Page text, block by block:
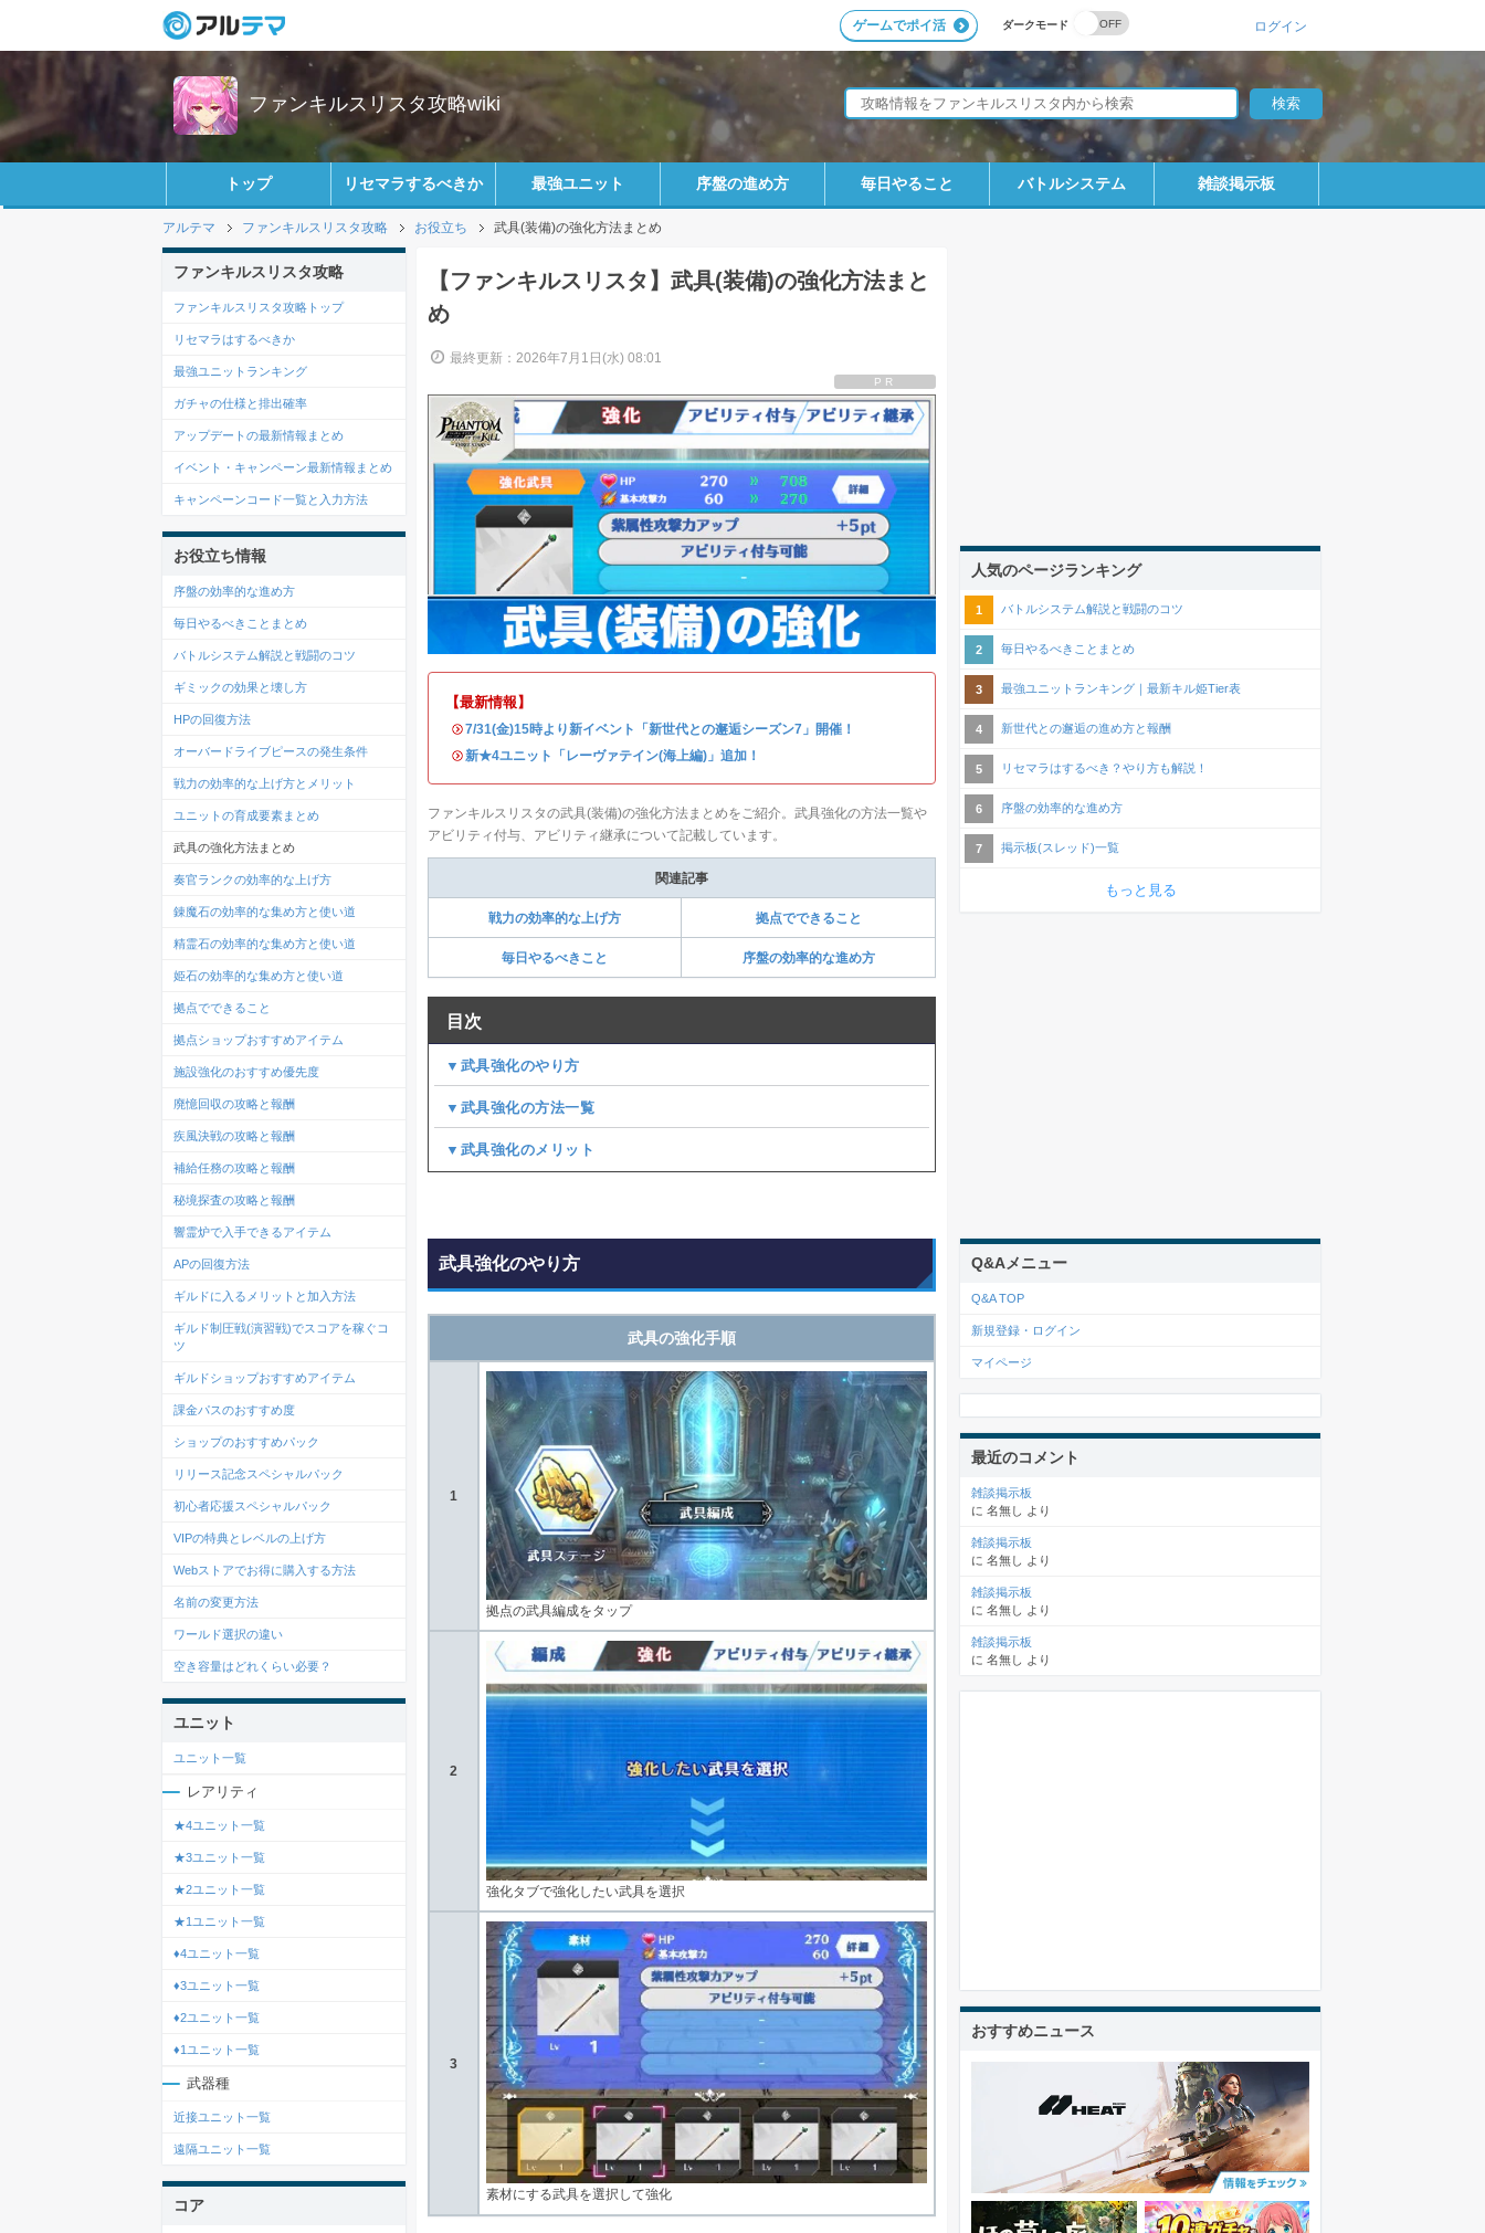
ダークモード
ゲームでポイ活 ログイン
ファンキルスリスタ攻略wiki
トップ リセマラするべきか 最強ユニット 序盤の進め方 毎日やること バトルシステム 雑談掲示板
アルテマ ファンキルスリスタ攻略 お役立ち 武具(装備)の強化方法まとめ
【ファンキルスリスタ】武具(装備)の強化方法まと
め
最終更新：2026年7月1日(水) 08:01
PR
【最新情報】
・7/31(金)15時より新イベント「新世代との邂逅シーズン7」開催！
・新★4ユニット「レーヴァテイン(海上編)」追加！
ファンキルスリスタの武具(装備)の強化方法まとめをご紹介。武具強化の方法一覧や
アビリティ付与、アビリティ継承について記載しています。
関連記事
戦力の効率的な上げ方 拠点でできること
毎日やるべきこと 序盤の効率的な進め方
目次
▼武具強化のやり方
▼武具強化の方法一覧
▼武具強化のメリット
武具強化のやり方
武具の強化手順
1
拠点の武具編成をタップ
2
強化タブで強化したい武具を選択
3
素材にする武具を選択して強化
ファンキルスリスタ攻略
ファンキルスリスタ攻略トップ
リセマラはするべきか
最強ユニットランキング
ガチャの仕様と排出確率
アップデートの最新情報まとめ
イベント・キャンペーン最新情報まとめ
キャンペーンコード一覧と入力方法
お役立ち情報
序盤の効率的な進め方
毎日やるべきことまとめ
バトルシステム解説と戦闘のコツ
ギミックの効果と壊し方
HPの回復方法
オーバードライブピースの発生条件
戦力の効率的な上げ方とメリット
ユニットの育成要素まとめ
武具の強化方法まとめ
奏官ランクの効率的な上げ方
錬魔石の効率的な集め方と使い道
精霊石の効率的な集め方と使い道
姫石の効率的な集め方と使い道
拠点でできること
拠点ショップおすすめアイテム
施設強化のおすすめ優先度
廃憶回収の攻略と報酬
疾風決戦の攻略と報酬
補給任務の攻略と報酬
秘境探査の攻略と報酬
響霊炉で入手できるアイテム
APの回復方法
ギルドに入るメリットと加入方法
ギルド制圧戦(演習戦)でスコアを稼ぐコ
ツ
ギルドショップおすすめアイテム
課金パスのおすすめ度
ショップのおすすめパック
リリース記念スペシャルパック
初心者応援スペシャルパック
VIPの特典とレベルの上げ方
Webストアでお得に購入する方法
名前の変更方法
ワールド選択の違い
空き容量はどれくらい必要？
ユニット
ユニット一覧
レアリティ
★4ユニット一覧
★3ユニット一覧
★2ユニット一覧
★1ユニット一覧
♦4ユニット一覧
♦3ユニット一覧
♦2ユニット一覧
♦1ユニット一覧
武器種
近接ユニット一覧
遠隔ユニット一覧
コア
人気のページランキング
バトルシステム解説と戦闘のコツ
毎日やるべきことまとめ
最強ユニットランキング｜最新キル姫Tier表
新世代との邂逅の進め方と報酬
リセマラはするべき？やり方も解説！
序盤の効率的な進め方
掲示板(スレッド)一覧
もっと見る
Q&Aメニュー
Q&A TOP
新規登録・ログイン
マイページ
最近のコメント
雑談掲示板
に 名無し より
雑談掲示板
に 名無し より
雑談掲示板
に 名無し より
雑談掲示板
に 名無し より
おすすめニュース